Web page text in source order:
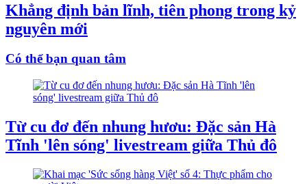
Khẳng định bản lĩnh, tiên phong trong kỷ
nguyên mới
Có thể bạn quan tâm
Từ cu đơ đến nhung hươu: Đặc sản Hà
Tĩnh 'lên sóng' livestream giữa Thủ đô